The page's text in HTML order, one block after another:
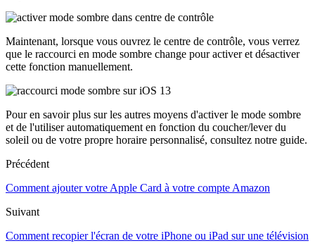
Maintenant, lorsque vous ouvrez le centre de contrôle, vous verrez
que le raccourci en mode sombre change pour activer et désactiver
cette fonction manuellement.
Pour en savoir plus sur les autres moyens d'activer le mode sombre
et de l'utiliser automatiquement en fonction du coucher/lever du
soleil ou de votre propre horaire personnalisé, consultez notre guide.
Précédent
Comment ajouter votre Apple Card à votre compte Amazon
Suivant
Comment recopier l'écran de votre iPhone ou iPad sur une télévision